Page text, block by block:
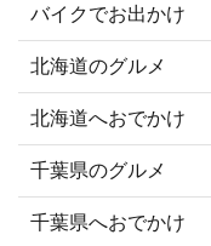
バイクでお出かけ
北海道のグルメ
北海道へおでかけ
千葉県のグルメ
千葉県へおでかけ